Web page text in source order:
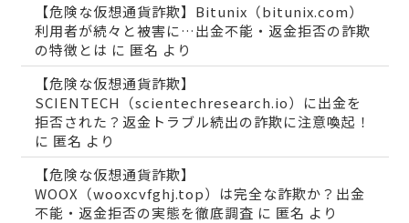
【危険な仮想通貨詐欺】Bitunix（bitunix.com）
利用者が続々と被害に…出金不能・返金拒否の詐欺
の特徴とは に 匿名 より
【危険な仮想通貨詐欺】
SCIENTECH（scientechresearch.io）に出金を
拒否された？返金トラブル続出の詐欺に注意喚起！
に 匿名 より
【危険な仮想通貨詐欺】
WOOX（wooxcvfghj.top）は完全な詐欺か？出金
不能・返金拒否の実態を徹底調査 に 匿名 より